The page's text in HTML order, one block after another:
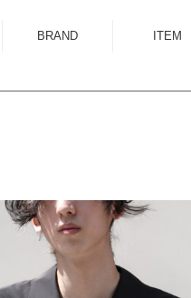
BRAND
AUTTAA
BED J.W. FORD
BOW WOW
ITEM
CUTSEWN
HAT/CAP